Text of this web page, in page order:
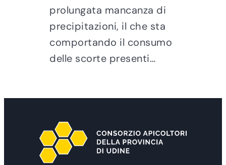
prolungata mancanza di
precipitazioni, il che sta
comportando il consumo
delle scorte presenti…